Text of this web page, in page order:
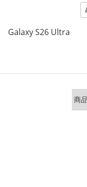
Galaxy S26 Ultra